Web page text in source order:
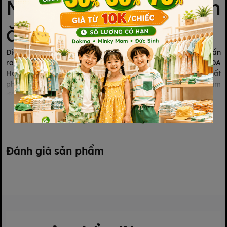
Mì củ cải đỏ & củ dền
ăn dặm Anpaso
Điểm khác biệt của mì somen ăn dặm Anpaso là có thành phần
rau củ tươi Organic được trồng tại nông trại đạt chuẩn USDA
Hoa Kỳ, không chứa muối, không chất bảo quản, không chất
phụ gia, không chiên qua dầu mang đến cho bé bữa ăn dặm
đầu đời xanh, sạch, chất lượng, an toàn.
Xem thêm
Đánh giá sản phẩm